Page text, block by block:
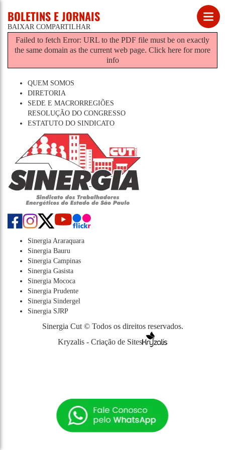
BOLETINS E JORNAIS
BAIXAR COMPARTILHAR
Failed to fetch Error: URL to the PDF file must be on exactly
the same domain as the current web page. Click here for more
info
QUEM SOMOS
DIRETORIA
SEDE E MACRORREGIÕES
RESOLUÇÃO DO CONGRESSO
ESTATUTO DO SINDICATO
Sinergia Araraquara
Sinergia Bauru
Sinergia Campinas
Sinergia Gasista
Sinergia Mococa
Sinergia Prudente
Sinergia Sindergel
Sinergia SJRP
Sinergia Cut © Todos os direitos reservados.
Kryzalis - Criação de Sites